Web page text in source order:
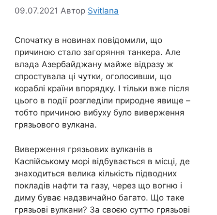
09.07.2021 Автор Svitlana
Спочатку в новинах повідомили, що
причиною стало загоряння танкера. Але
влада Азербайджану майже відразу ж
спростувала ці чутки, оголосивши, що
кораблі країни впорядку. І тільки вже після
цього в події розгледіли природне явище –
тобто причиною вибуху було виверження
грязьового вулкана.
Виверження грязьових вулканів в
Каспійському морі відбувається в місці, де
знаходиться велика кількість підводних
покладів нафти та газу, через що вогню і
диму буває надзвичайно багато. Що таке
грязьові вулкани? За своєю суттю грязьові